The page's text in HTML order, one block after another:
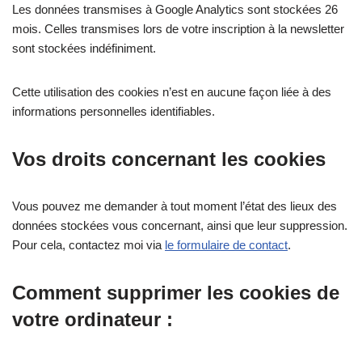
Les données transmises à Google Analytics sont stockées 26
mois. Celles transmises lors de votre inscription à la newsletter
sont stockées indéfiniment.
Cette utilisation des cookies n’est en aucune façon liée à des
informations personnelles identifiables.
Vos droits concernant les cookies
Vous pouvez me demander à tout moment l’état des lieux des
données stockées vous concernant, ainsi que leur suppression.
Pour cela, contactez moi via le formulaire de contact.
Comment supprimer les cookies de
votre ordinateur :